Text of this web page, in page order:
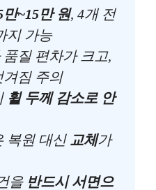
만~15만 원, 4개 전
지 가능
질 편차가 크고,
겨짐 주의
휠 두께 감소로 안
복원 대신 교체가
을 반드시 서면으